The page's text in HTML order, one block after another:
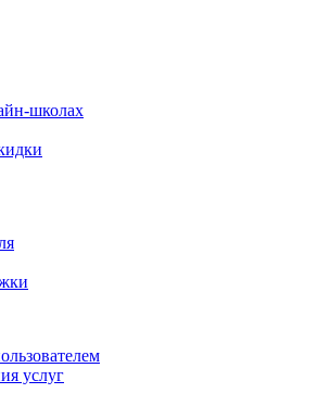
школах
услуг